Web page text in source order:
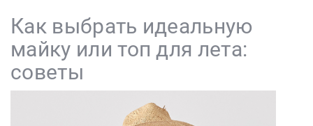
Как выбрать идеальную
майку или топ для лета:
советы